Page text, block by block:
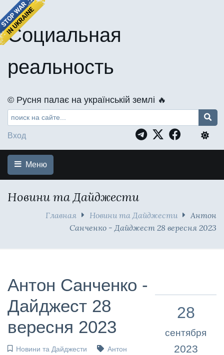
Социальная
реальность
©️ Русня палає на українській землі 🔥
Вход
Меню
Новини та Дайджести
Главная Новини та Дайджести
Антон
Санченко - Дайджест 28 вересня 2023
Антон Санченко -
Дайджест 28
вересня 2023
Новини та Дайджести
Антон
28
сентября
2023